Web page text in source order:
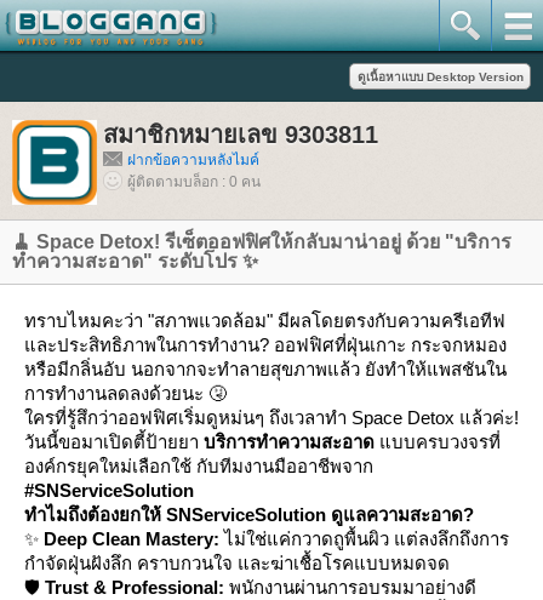
สมาชิกหมายเลข 9303811
ฝากข้อความหลังไมค์
ผู้ติดตามบล็อก : 0 คน
🧹 Space Detox! รีเซ็ตออฟฟิศให้กลับมาน่าอยู่ ด้วย "บริการ
ทำความสะอาด" ระดับโปร ✨
ทราบไหมคะว่า "สภาพแวดล้อม" มีผลโดยตรงกับความครีเอทีฟ
ละประสิทธิภาพในการทำงาน? ออฟฟิศที่ฝุ่นเกาะ กระจกหมอง
หรือมีกลิ่นอับ นอกจากจะทำลายสุขภาพแล้ว ยังทำให้แพสชันใน
การทำงานลดลงด้วยนะ 🤧
ครที่รู้สึกว่าออฟฟิศเริ่มดูหม่นๆ ถึงเวลาทำ Space Detox แล้วค่ะ!
วันนี้ขอมาเปิดตี้ป้ายยา บริการทำความสะอาด บบครบวงจรที่
องค์กรยุคใหม่เลือกใช้ กับทีมงานมืออาชีพจาก
#SNServiceSolution
ทำไมถึงต้องยกให้ SNServiceSolution ดูแลความสะอาด?
✨ Deep Clean Mastery: ไม่ใช่แค่กวาดถูพื้นผิว แต่ลงลึกถึงการ
กำจัดฝุ่นฝังลึก คราบกวนใจ และฆ่าเชื้อโรคแบบหมดจด
🛡️ Trust & Professional: พนักงานผ่านการอบรมมาอย่างดี